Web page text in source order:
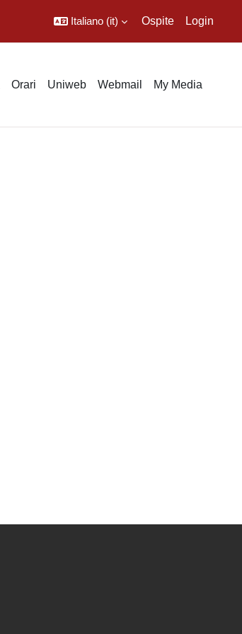
Italiano ‎(it)‎ Ospite Login
Orari Uniweb Webmail My Media